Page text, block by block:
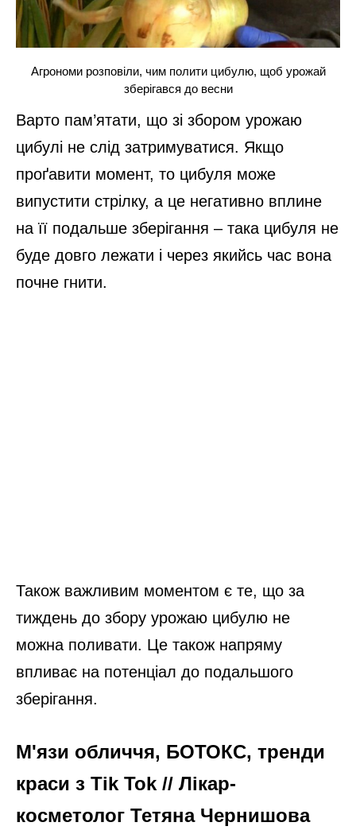
Агрономи розповіли, чим полити цибулю, щоб урожай
зберігався до весни
Варто пам’ятати, що зі збором урожаю
цибулі не слід затримуватися. Якщо
проґавити момент, то цибуля може
випустити стрілку, а це негативно вплине
на її подальше зберігання – така цибуля не
буде довго лежати і через якийсь час вона
почне гнити.
Також важливим моментом є те, що за
тиждень до збору урожаю цибулю не
можна поливати. Це також напряму
впливає на потенціал до подальшого
зберігання.
М'язи обличчя, БОТОКС, тренди
краси з Tik Tok // Лікар-
косметолог Тетяна Чернишова